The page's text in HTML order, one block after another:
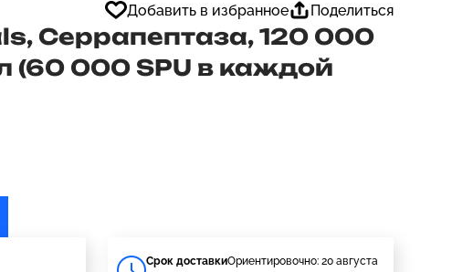
Добавить в избранное Поделиться
Серрапептаза, 120 000
(60 000 SPU в каждой
Cрок доставкиОриентировочно: 20 августа